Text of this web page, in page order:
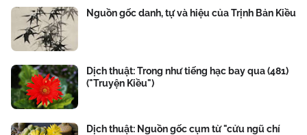
Nguồn gốc danh, tự và hiệu của Trịnh Bản Kiều
Dịch thuật: Trong như tiếng hạc bay qua (481)
("Truyện Kiều")
Dịch thuật: Nguồn gốc cụm từ "cửu ngũ chí